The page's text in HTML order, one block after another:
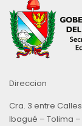
Direccion
Cra. 3 entre Calles
Ibagué – Tolima